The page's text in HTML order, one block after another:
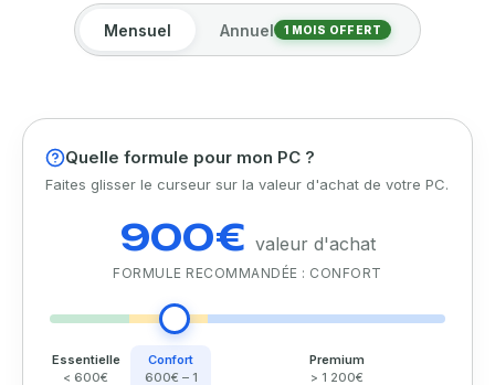
Mensuel Annuel 1 MOIS OFFERT
Quelle formule pour mon PC ?
Faites glisser le curseur sur la valeur d'achat de votre PC.
900€ valeur d'achat
FORMULE RECOMMANDÉE : CONFORT
Essentielle
< 600€
Confort
600€ – 1
Premium
> 1 200€